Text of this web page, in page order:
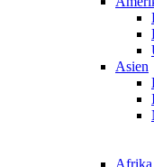
Asien
Afrika